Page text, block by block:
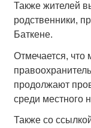
Также жителей
родственники,
Баткене.
Отмечается, что
продолжают
среди местного
Также со